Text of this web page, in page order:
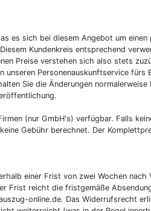
es sich bei diesem Angebot um
Kundenkreis entsprechend
Preise verstehen sich also stets
unseren Personenauskunftservice fürs
Sie die Änderungen
(nur GmbH's) verfügbar. Falls
Gebühr berechnet. Der
einer Frist von zwei Wochen
Frist reicht die fristgemäße
online.de. Das Widerrufsrecht